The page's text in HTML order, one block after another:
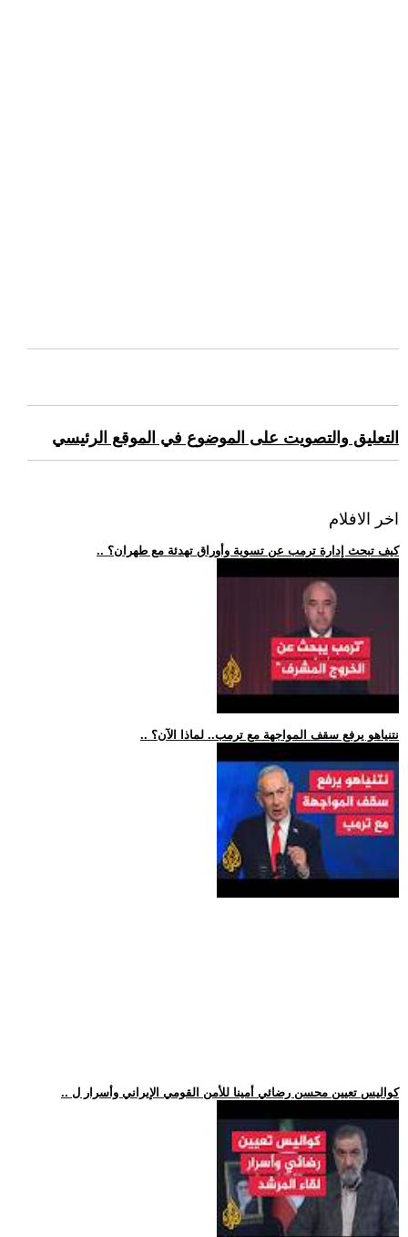
التعليق والتصويت على الموضوع في الموقع الرئيسي
اخر الافلام
.. كيف تبحث إدارة ترمب عن تسوية وأوراق تهدئة مع طهران؟
.. نتنياهو يرفع سقف المواجهة مع ترمب.. لماذا الآن؟
.. كواليس تعيين محسن رضائي أمينا للأمن القومي الإيراني وأسرار ل